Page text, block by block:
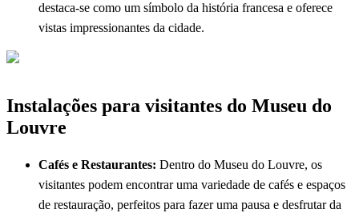
destaca-se como um símbolo da história francesa e oferece
vistas impressionantes da cidade.
Instalações para visitantes do Museu do
Louvre
Cafés e Restaurantes: Dentro do Museu do Louvre, os
visitantes podem encontrar uma variedade de cafés e espaços
de restauração, perfeitos para fazer uma pausa e desfrutar da